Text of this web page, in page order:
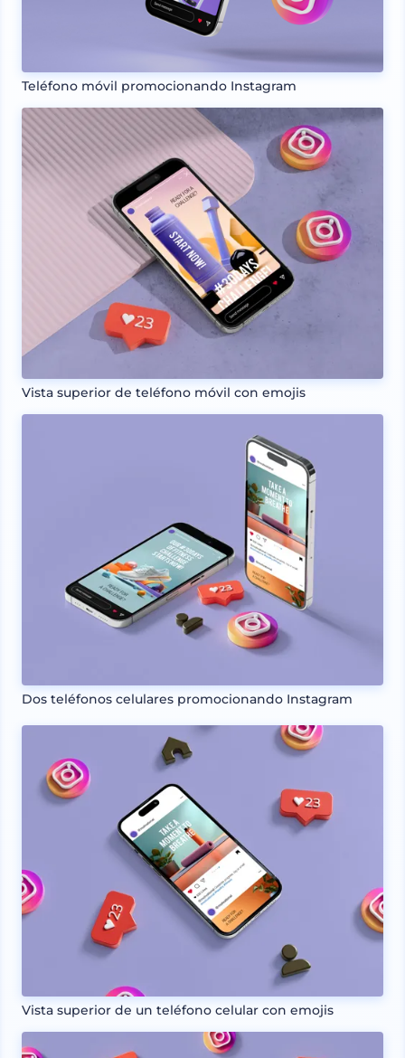
Teléfono móvil promocionando Instagram
Vista superior de teléfono móvil con emojis
Dos teléfonos celulares promocionando Instagram
Vista superior de un teléfono celular con emojis